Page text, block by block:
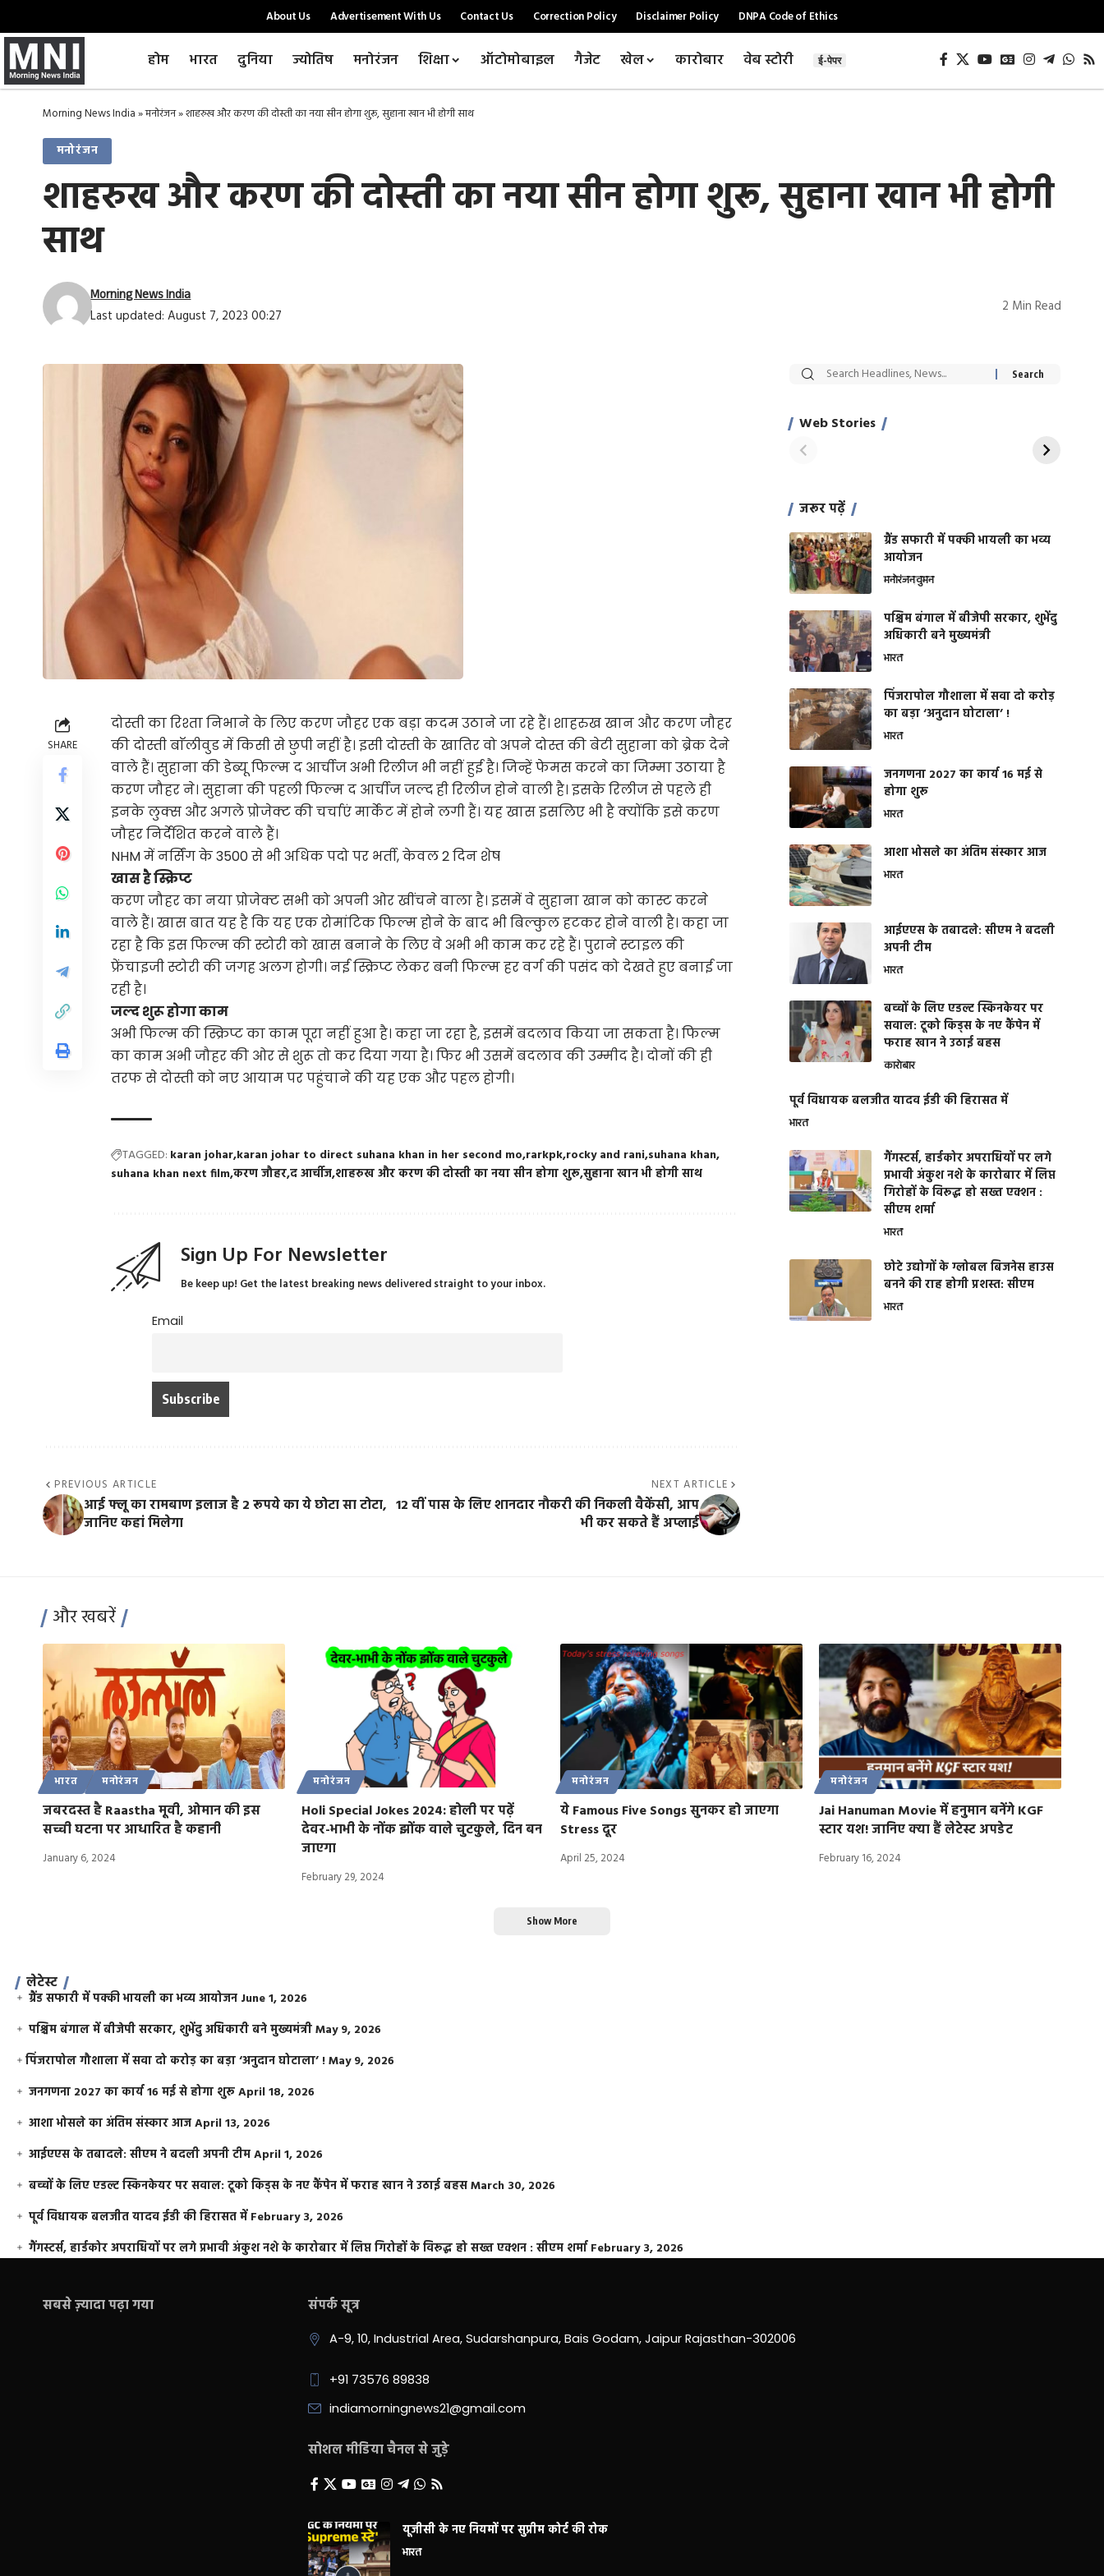
About Us Advertisement With Us Contact Us Correction Policy Disclaimer Policy DNPA Code of Ethics
होम भारत दुनिया ज्योतिष मनोरंजन शिक्षा ऑटोमोबाइल गैजेट खेल कारोबार वेब स्टोरी ई-पेपर
Morning News India»मनोरंजन»शाहरुख और करण की दोस्ती का नया सीन होगा शुरू, सुहाना खान भी होगी साथ
मनोरंजन
शाहरुख और करण की दोस्ती का नया सीन होगा शुरू, सुहाना खान भी होगी
साथ
Last updated: August 7, 2023 00:27
Morning News India 2 Min Read
SHARE
दोस्ती का रिश्ता निभाने के लिए करण जौहर एक बड़ा कदम उठाने जा रहे हैं। शाहरुख खान और करण जौहर
की दोस्ती बाॅलीवुड में किसी से छुपी नहीं है। इसी दोस्ती के खातिर वो अपने दोस्त की बेटी सुहाना को ब्रेक देने
वाले हैं। सुहाना की डेब्यू फिल्म द आर्चीज अभी रिलीज भी नहीं हुई है। जिन्हें फेमस करने का जिम्मा उठाया है
करण जौहर ने। सुहाना की पहली फिल्म द आर्चीज जल्द ही रिलीज होने वाली है। इसके रिलीज से पहले ही
इनके लुक्स और अगले प्रोजेक्ट की चर्चाएं मार्केट में होने लगी हैं। यह खास इसलिए भी है क्योंकि इसे करण
जौहर निर्देशित करने वाले हैं।
NHM में नर्सिंग के 3500 से भी अधिक पदो पर भर्ती, केवल 2 दिन शेष
खास है स्क्रिप्ट
करण जौहर का नया प्रोजेक्ट सभी को अपनी ओर खींचने वाला है। इसमें वे सुहाना खान को कास्ट करने
वाले हैं। खास बात यह है कि यह एक रोमांटिक फिल्म होने के बाद भी बिल्कुल हटकर होने वाली है। कहा जा
रहा है कि इस फिल्म की स्टोरी को खास बनाने के लिए वे अभी भी काम कर रहे हैं। पुराने स्टाइल की
फ्रेंचाइजी स्टोरी की जगह अलग होगी। नई स्क्रिप्ट लेकर बनी फिल्म हर वर्ग की पसंद को देखते हुए बनाई जा
रही है।
जल्द शुरू होगा काम
अभी फिल्म की स्क्रिप्ट का काम पूरा नहीं हुआ है। कहा जा रहा है, इसमें बदलाव किया जा सकता है। फिल्म
का काम अभी जौहर की ओर से शुरू तो कर दिया गया है। फिर भी उसमें बदलाव की उम्मीद है। दोनों की ही
तरफ से दोस्ती को नए आयाम पर पहुंचाने की यह एक और पहल होगी।
TAGGED: karan johar karan johar to direct suhana khan in her second mo rarkpk rocky and rani suhana khan
suhana khan next filmकरण जौहरद आर्चीज शाहरुख और करण की दोस्ती का नया सीन होगा शुरूसुहाना खान भी होगी साथ
Sign Up For Newsletter
Be keep up! Get the latest breaking news delivered straight to your inbox.
Email
PREVIOUS ARTICLE
आई फ्लू का रामबाण इलाज है 2 रूपये का ये छोटा सा टोटा,
जानिए कहां मिलेगा
NEXT ARTICLE
12 वीं पास के लिए शानदार नौकरी की निकली वैकेंसी, आप
भी कर सकते हैं अप्लाई
Web Stories
सट्टेबाजी में अरेस्ट हुए
साहिल खान
रोज एक कच्चे लहसुन
जरूर पढ़ें
ग्रैंड सफारी में पक्की भायली का भव्य
आयोजन
मनोरंजनवुमन
पश्चिम बंगाल में बीजेपी सरकार, शुभेंदु
अधिकारी बने मुख्यमंत्री
भारत
​पिंजरापोल गौशाला में सवा दो करोड़
का बड़ा ‘अनुदान घोटाला’ !
भारत
जनगणना 2027 का कार्य 16 मई से
होगा शुरू
भारत
आशा भोसले का अंतिम संस्कार आज
भारत
आईएएस के तबादले: सीएम ने बदली
अपनी टीम
भारत
बच्चों के लिए एडल्ट स्किनकेयर पर
सवाल: टूको किड्स के नए कैंपेन में
फराह खान ने उठाई बहस
कारोबार
पूर्व विधायक बलजीत यादव ईडी की हिरासत में
भारत
गैंगस्टर्स, हार्डकोर अपराधियों पर लगे
प्रभावी अंकुश नशे के कारोबार में लिप्त
गिरोहों के विरूद्ध हो सख्त एक्शन :
सीएम शर्मा
भारत
छोटे उद्योगों के ग्लोबल बिजनेस हाउस
बनने की राह होगी प्रशस्त: सीएम
भारत
और खबरें
भारत मनोरंजन
जबरदस्त है Raastha मूवी, ओमान की इस
सच्ची घटना पर आधारित है कहानी
January 6, 2024
मनोरंजन
Holi Special Jokes 2024: होली पर पढ़ें
देवर-भाभी के नोंक झोंक वाले चुटकुले, दिन बन
जाएगा
February 29, 2024
मनोरंजन
ये Famous Five Songs सुनकर हो जाएगा
Stress दूर
April 25, 2024
मनोरंजन
Jai Hanuman Movie में हनुमान बनेंगे KGF
स्टार यश! जानिए क्या हैं लेटेस्ट अपडेट
February 16, 2024
Show More
लेटेस्ट
ग्रैंड सफारी में पक्की भायली का भव्य आयोजन June 1, 2026
पश्चिम बंगाल में बीजेपी सरकार, शुभेंदु अधिकारी बने मुख्यमंत्रीMay 9, 2026
​पिंजरापोल गौशाला में सवा दो करोड़ का बड़ा ‘अनुदान घोटाला’ !May 9, 2026
जनगणना 2027 का कार्य 16 मई से होगा शुरूApril 18, 2026
आशा भोसले का अंतिम संस्कार आजApril 13, 2026
आईएएस के तबादले: सीएम ने बदली अपनी टीमApril 1, 2026
बच्चों के लिए एडल्ट स्किनकेयर पर सवाल: टूको किड्स के नए कैंपेन में फराह खान ने उठाई बहसMarch 30, 2026
पूर्व विधायक बलजीत यादव ईडी की हिरासत में February 3, 2026
गैंगस्टर्स, हार्डकोर अपराधियों पर लगे प्रभावी अंकुश नशे के कारोबार में लिप्त गिरोहों के विरूद्ध हो सख्त एक्शन : सीएम शर्मा February 3, 2026
सबसे ज़्यादा पढ़ा गया संपर्क सूत्र
A-9, 10, Industrial Area, Sudarshanpura, Bais Godam, Jaipur Rajasthan-302006
+91 73576 89838
indiamorningnews21@gmail.com
सोशल मीडिया चैनल से जुड़े
यूजीसी के नए नियमों पर सुप्रीम कोर्ट की रोक
भारत